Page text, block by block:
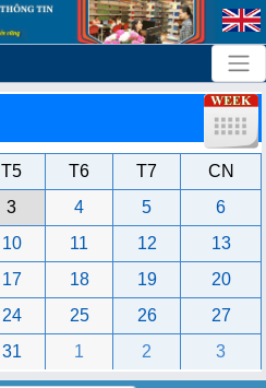
T5 T6 T7
CN
3 4 5
6
10 11 12
13
17 18 19
20
24 25 26
27
31 1 2 3